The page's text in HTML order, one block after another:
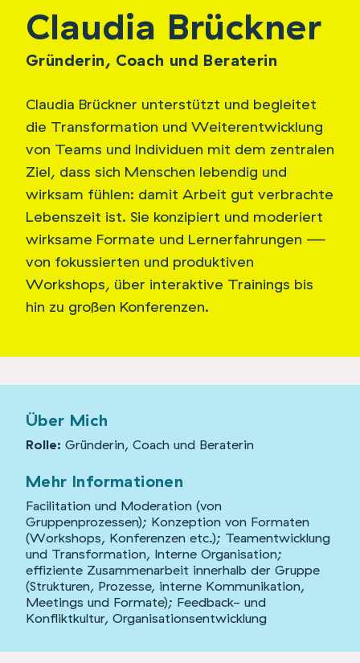
Claudia Brückner
Gründerin, Coach und Beraterin
Claudia Brückner unterstützt und begleitet
die Transformation und Weiterentwicklung
von Teams und Individuen mit dem zentralen
Ziel, dass sich Menschen lebendig und
wirksam fühlen: damit Arbeit gut verbrachte
Lebenszeit ist. Sie konzipiert und moderiert
wirksame Formate und Lernerfahrungen —
von fokussierten und produktiven
Workshops, über interaktive Trainings bis
hin zu großen Konferenzen.
Über Mich
Rolle: Gründerin, Coach und Beraterin
Mehr Informationen
Facilitation und Moderation (von
Gruppenprozessen); Konzeption von Formaten
(Workshops, Konferenzen etc.); Teamentwicklung
und Transformation, Interne Organisation;
effiziente Zusammenarbeit innerhalb der Gruppe
(Strukturen, Prozesse, interne Kommunikation,
Meetings und Formate); Feedback- und
Konfliktkultur, Organisationsentwicklung